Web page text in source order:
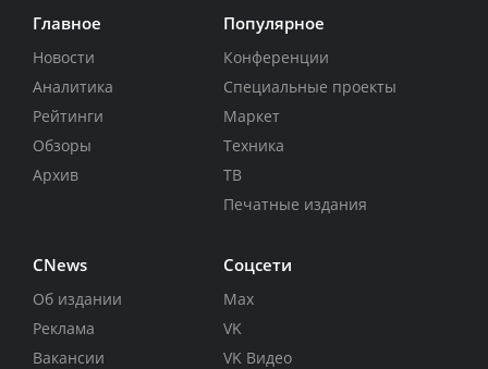
Главное
Новости
Аналитика
Рейтинги
Обзоры
Архив
Популярное
Конференции
Специальные проекты
Маркет
Техника
ТВ
Печатные издания
CNews
Об издании
Реклама
Вакансии
Соцсети
Max
VK
VK Видео